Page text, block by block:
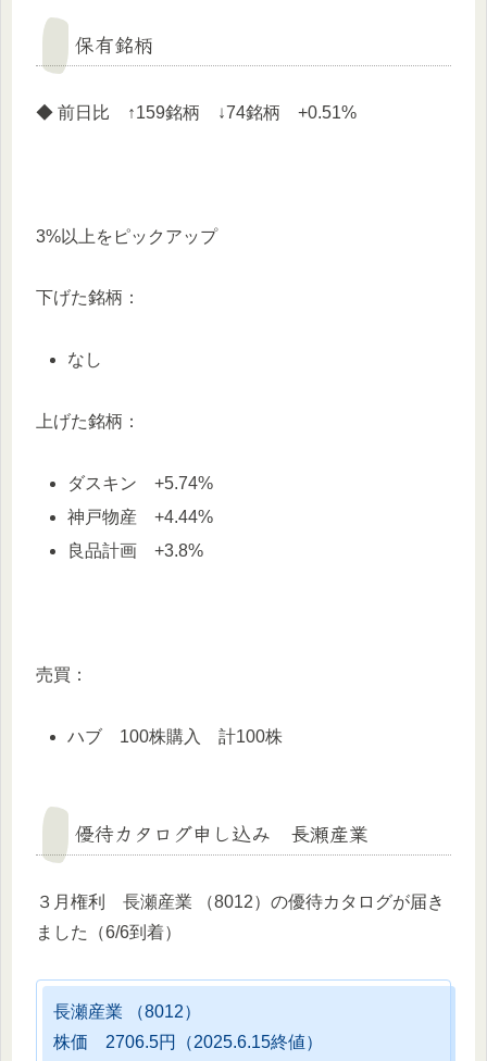
保有銘柄
◆ 前日比 ↑159銘柄 ↓74銘柄 +0.51%
3%以上をピックアップ
下げた銘柄：
なし
上げた銘柄：
ダスキン +5.74%
神戸物産 +4.44%
良品計画 +3.8%
売買：
ハブ 100株購入 計100株
優待カタログ申し込み 長瀬産業
３月権利 長瀬産業 （8012）の優待カタログが届き
ました（6/6到着）
長瀬産業 （8012）
株価 2706.5円（2025.6.15終値）